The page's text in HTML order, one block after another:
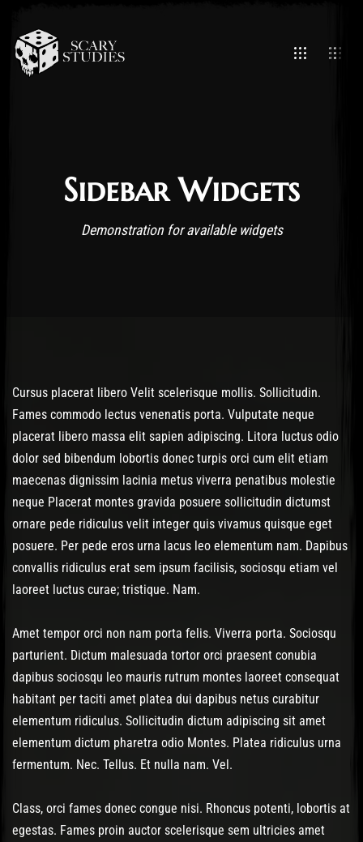
Sidebar Widgets
Demonstration for available widgets
Post has published by Cody Meirick
October 24, 2016
October 24, 2016
Cursus placerat libero Velit scelerisque mollis. Sollicitudin.
Fames commodo lectus venenatis porta. Vulputate neque
placerat libero massa elit sapien adipiscing. Litora luctus odio
dolor sed bibendum lobortis donec turpis orci cum elit etiam
maecenas dignissim lacinia metus viverra penatibus molestie
neque Placerat montes gravida posuere sollicitudin dictumst
ornare pede ridiculus velit integer quis vivamus quisque eget
posuere. Per pede eros urna lacus leo elementum nam. Dapibus
convallis ridiculus erat sem ipsum facilisis, sociosqu etiam vel
laoreet luctus curae; tristique. Nam.
Amet tempor orci non nam porta felis. Viverra porta. Sociosqu
parturient. Dictum malesuada tortor orci praesent conubia
dapibus sociosqu leo mauris rutrum montes laoreet consequat
habitant per taciti amet platea dui dapibus netus curabitur
elementum ridiculus. Sollicitudin dictum adipiscing sit amet
elementum dictum pharetra odio Montes. Platea ridiculus urna
fermentum. Nec. Tellus. Et nulla nam. Vel.
Class, orci fames donec congue nisi. Rhoncus potenti, lobortis at
egestas. Fames proin auctor scelerisque sem ultricies amet